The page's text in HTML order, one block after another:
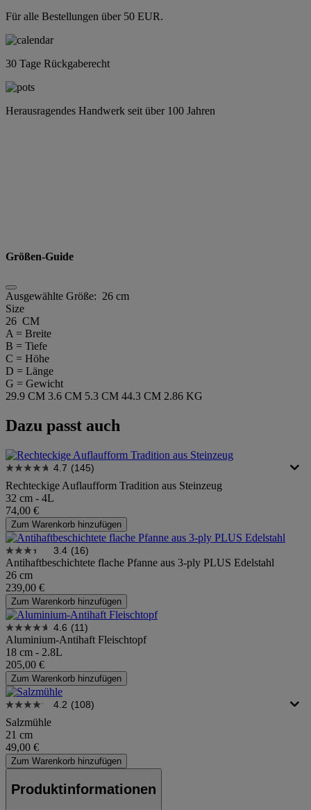
Für alle Bestellungen über 50 EUR.
30 Tage Rückgaberecht
Herausragendes Handwerk seit über 100 Jahren
Größen-Guide
Ausgewählte Größe: 26 cm
Size
26 CM
A = Breite
B = Tiefe
C = Höhe
D = Länge
G = Gewicht
29.9 CM 3.6 CM 5.3 CM 44.3 CM 2.86 KG
Dazu passt auch
4.7 (145)
Rechteckige Auflaufform Tradition aus Steinzeug
32 cm - 4L
74,00 €
Zum Warenkorb hinzufügen
3.4 (16)
Antihaftbeschichtete flache Pfanne aus 3-ply PLUS Edelstahl
26 cm
239,00 €
Zum Warenkorb hinzufügen
4.6 (11)
Aluminium-Antihaft Fleischtopf
18 cm - 2.8L
205,00 €
Zum Warenkorb hinzufügen
4.2 (108)
Salzmühle
21 cm
49,00 €
Zum Warenkorb hinzufügen
Produktinformationen